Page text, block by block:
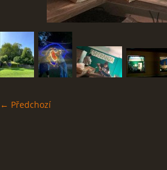
← Předchozí